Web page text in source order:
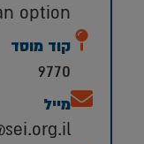
option
קוד מוסד
9770
מייל